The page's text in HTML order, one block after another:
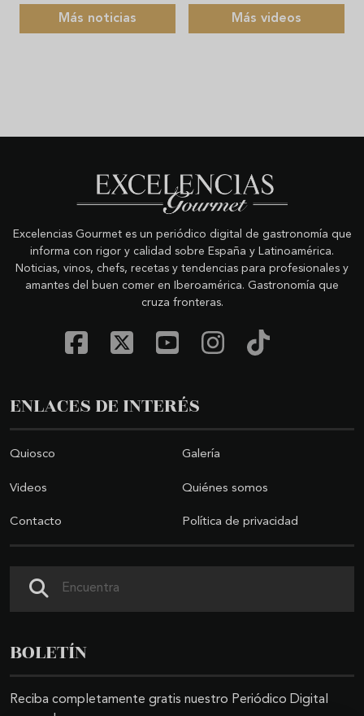
Más noticias Más videos
Excelencias Gourmet es un periódico digital de gastronomía que
informa con rigor y calidad sobre España y Latinoamérica.
Noticias, vinos, chefs, recetas y tendencias para profesionales y
amantes del buen comer en Iberoamérica. Gastronomía que
cruza fronteras.
ENLACES DE INTERÉS
Quiosco Galería
Videos Quiénes somos
Contacto Política de privacidad
BOLETÍN
Reciba completamente gratis nuestro Periódico Digital